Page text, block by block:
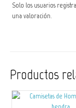
Solo los usuarios
una valoración.
Productos